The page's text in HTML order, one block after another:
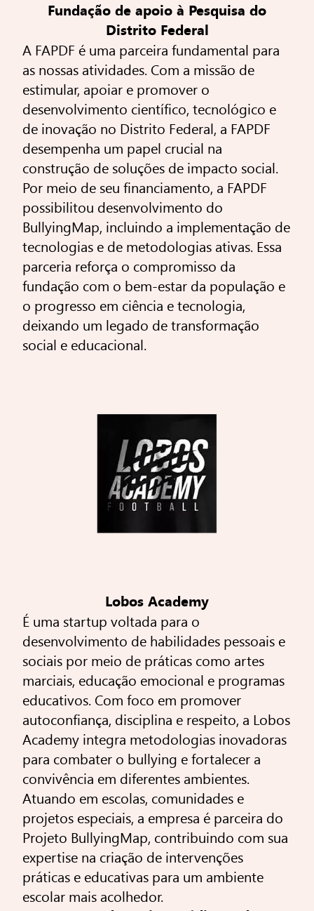
Fundação de apoio à Pesquisa do
Distrito Federal
A FAPDF é uma parceira fundamental para
as nossas atividades. Com a missão de
estimular, apoiar e promover o
desenvolvimento científico, tecnológico e
de inovação no Distrito Federal, a FAPDF
desempenha um papel crucial na
construção de soluções de impacto social.
Por meio de seu financiamento, a FAPDF
possibilitou desenvolvimento do
BullyingMap, incluindo a implementação de
tecnologias e de metodologias ativas. Essa
parceria reforça o compromisso da
fundação com o bem-estar da população e
o progresso em ciência e tecnologia,
deixando um legado de transformação
social e educacional.
Lobos Academy
É uma startup voltada para o
desenvolvimento de habilidades pessoais e
sociais por meio de práticas como artes
marciais, educação emocional e programas
educativos. Com foco em promover
autoconfiança, disciplina e respeito, a Lobos
Academy integra metodologias inovadoras
para combater o bullying e fortalecer a
convivência em diferentes ambientes.
Atuando em escolas, comunidades e
projetos especiais, a empresa é parceira do
Projeto BullyingMap, contribuindo com sua
expertise na criação de intervenções
práticas e educativas para um ambiente
escolar mais acolhedor.